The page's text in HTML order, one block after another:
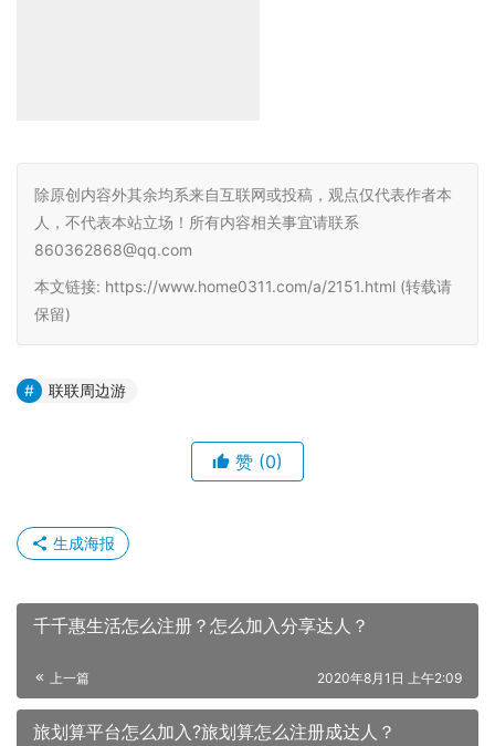
除原创内容外其余均系来自互联网或投稿，观点仅代表作者本
人，不代表本站立场！所有内容相关事宜请联系
860362868@qq.com
本文链接: https://www.home0311.com/a/2151.html (转载请
保留)
联联周边游
赞 (0)
生成海报
千千惠生活怎么注册？怎么加入分享达人？
上一篇 2020年8月1日 上午2:09
旅划算平台怎么加入?旅划算怎么注册成达人？